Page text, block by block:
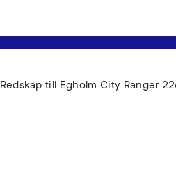
Redskap till Egholm City Ranger